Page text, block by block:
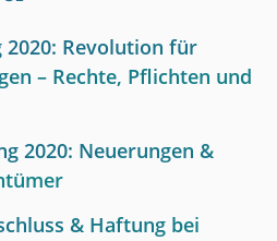
2020: Revolution für
– Rechte, Pflichten und
2020: Neuerungen &
& Haftung bei